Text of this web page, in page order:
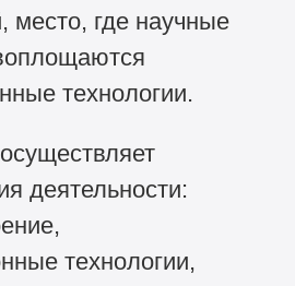
место, где научные
технологии.
деятельности:
технологии,